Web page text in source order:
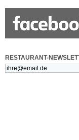
RESTAURANT-